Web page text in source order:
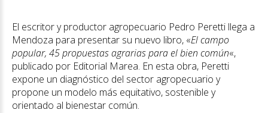
El escritor y productor agropecuario Pedro Peretti llega a
Mendoza para presentar su nuevo libro, «El campo
popular, 45 propuestas agrarias para el bien común«,
publicado por Editorial Marea. En esta obra, Peretti
expone un diagnóstico del sector agropecuario y
propone un modelo más equitativo, sostenible y
orientado al bienestar común.